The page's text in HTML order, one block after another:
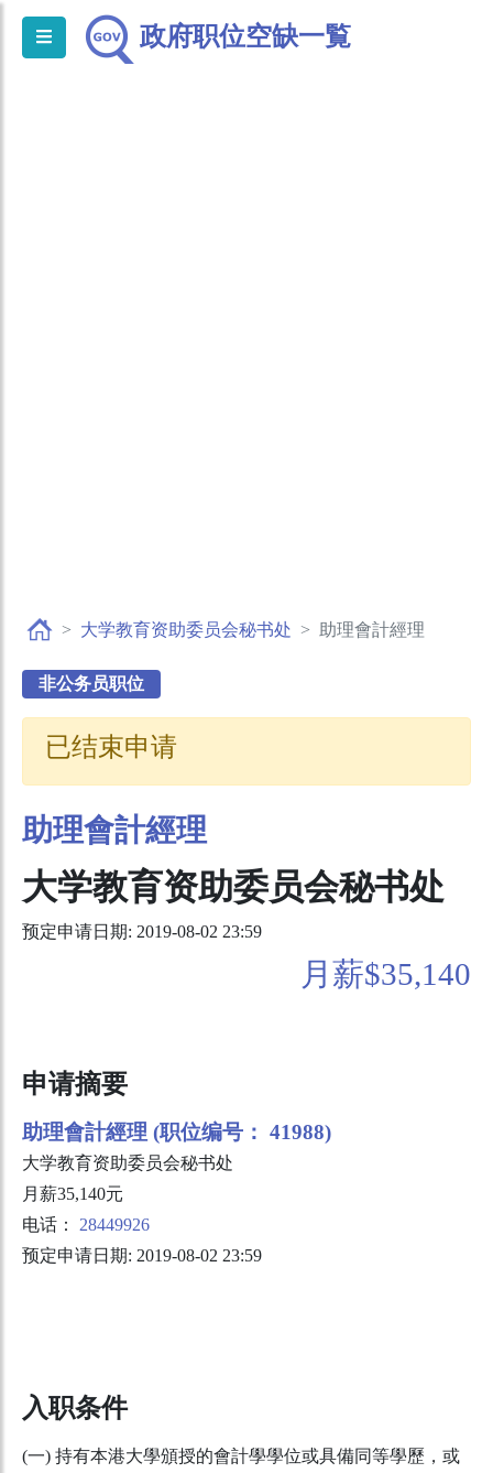
政府职位空缺一覧
大学教育资助委员会秘书处 助理會計經理
非公务员职位
已结束申请
助理會計經理
大学教育资助委员会秘书处
预定申请日期: 2019-08-02 23:59
月薪$35,140
申请摘要
助理會計經理 (职位编号： 41988)
大学教育资助委员会秘书处
月薪35,140元
电话： 28449926
预定申请日期: 2019-08-02 23:59
入职条件
(一) 持有本港大學頒授的會計學學位或具備同等學歷，或